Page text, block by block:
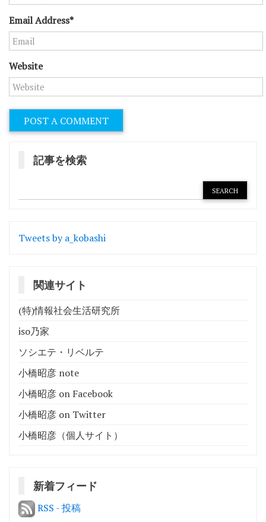
Email Address*
Website
記事を検索
Tweets by a_kobashi
関連サイト
(特)情報社会生活研究所
iso乃家
ソシエテ・リベルテ
小橋昭彦 note
小橋昭彦 on Facebook
小橋昭彦 on Twitter
小橋昭彦（個人サイト）
新着フィード
RSS - 投稿